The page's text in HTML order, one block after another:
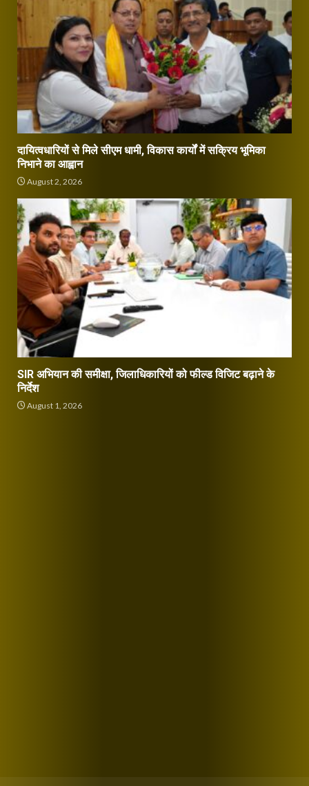
दायित्वधारियों से मिले सीएम धामी, विकास कार्यों में सक्रिय भूमिका
निभाने का आह्वान
August 2, 2026
SIR अभियान की समीक्षा, जिलाधिकारियों को फील्ड विजिट बढ़ाने के
निर्देश
August 1, 2026